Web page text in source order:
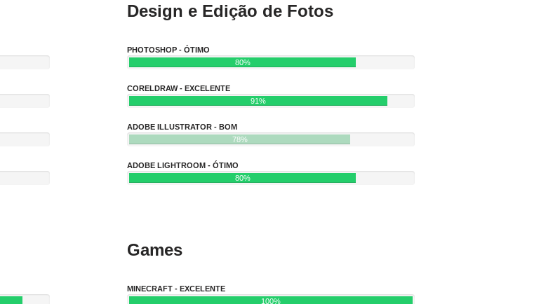
Design e Edição de Fotos
PHOTOSHOP - ÓTIMO
80%
CORELDRAW - EXCELENTE
91%
ADOBE ILLUSTRATOR - BOM
78%
ADOBE LIGHTROOM - ÓTIMO
80%
Games
MINECRAFT - EXCELENTE
100%